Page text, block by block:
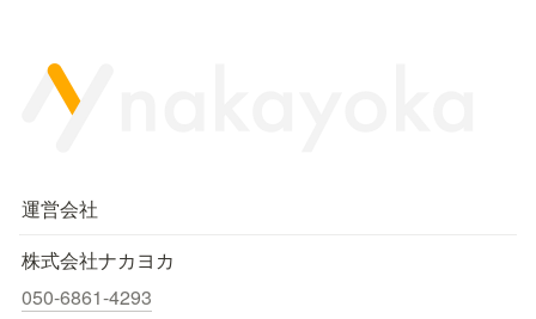
運営会社
株式会社ナカヨカ
050-6861-4293